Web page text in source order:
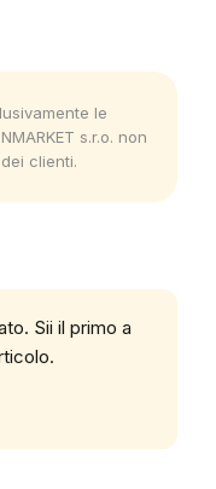
le
s.r.o. non
clienti.
Sii il primo a